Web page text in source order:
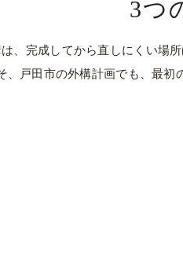
での完成イメージ確
3つ
、完成してから直しにくい場
、戸田市の外構計画でも、最初